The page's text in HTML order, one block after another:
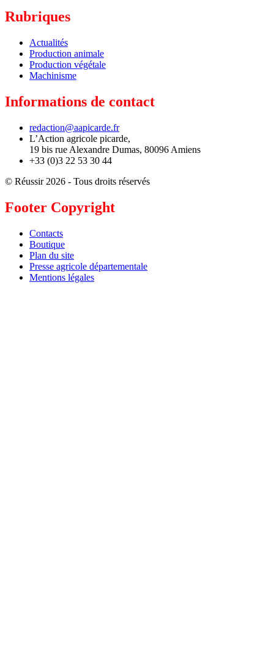
Rubriques
Actualités
Production animale
Production végétale
Machinisme
Informations de contact
redaction@aapicarde.fr
L’Action agricole picarde,
19 bis rue Alexandre Dumas, 80096 Amiens
+33 (0)3 22 53 30 44
© Réussir 2026 - Tous droits réservés
Footer Copyright
Contacts
Boutique
Plan du site
Presse agricole départementale
Mentions légales